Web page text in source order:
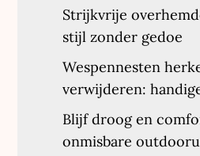
Strijkvrije
stijl zonder gedoe
Wespennesten
verwijderen:
Blijf droog en
onmisbare